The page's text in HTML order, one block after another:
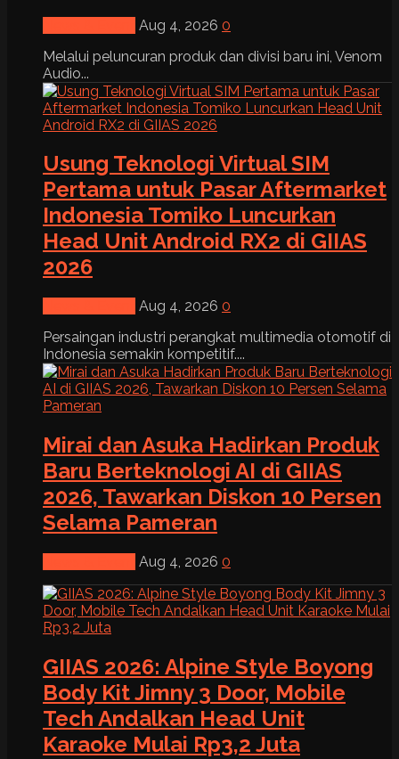
Aug 4, 2026 0
Melalui peluncuran produk dan divisi baru ini, Venom
Audio...
Usung Teknologi Virtual SIM
Pertama untuk Pasar Aftermarket
Indonesia Tomiko Luncurkan
Head Unit Android RX2 di GIIAS
2026
Aug 4, 2026 0
Persaingan industri perangkat multimedia otomotif di
Indonesia semakin kompetitif....
Mirai dan Asuka Hadirkan Produk
Baru Berteknologi AI di GIIAS
2026, Tawarkan Diskon 10 Persen
Selama Pameran
Aug 4, 2026 0
GIIAS 2026: Alpine Style Boyong
Body Kit Jimny 3 Door, Mobile
Tech Andalkan Head Unit
Karaoke Mulai Rp3,2 Juta